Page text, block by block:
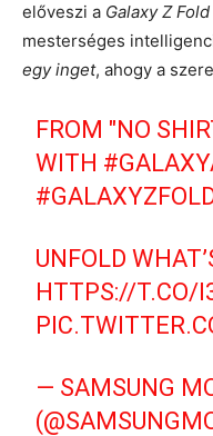
előveszi a Galaxy Z
mesterséges
egy inget, ahogy a
FROM "NO
WITH
UNFOLD
HTTPS://T.CO/
— SAMSUNG